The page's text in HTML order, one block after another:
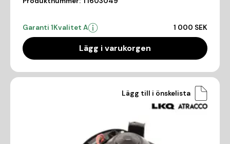
Garanti 1Kvalitet A 1 000 SEK
Lägg i varukorgen
Lägg till i önskelista